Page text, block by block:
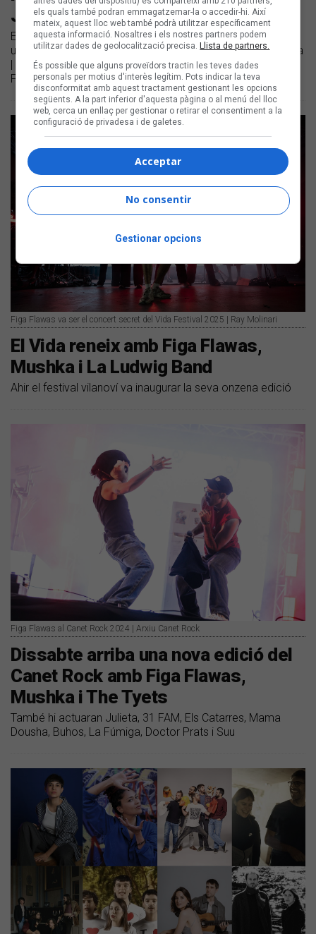
Julieta dominen el Canet Rock 2025
El festival ha celebrat els 50 anys de la primera edició amb
una crida a la pau i una aparició estel·lar d'Elèctrica Dharma
| Durant les 12 hores de festival hi van actuar Mushka, Figa
Flawas, The Tyets, Julieta o Els Catarres
Figa Flawas va ser el concert secret del Vida Festival 2025 | Ray Molinari
El Vida reneix amb Figa Flawas,
Mushka i La Ludwig Band
Ahir el festival vilanoví va inaugurar la seva onzena edició
Figa Flawas al Canet Rock 2024 | Arxiu Canet Rock
Dissabte arriba una nova edició del
Canet Rock amb Figa Flawas,
Mushka i The Tyets
També hi actuaran Julieta, 31 FAM, Els Catarres, Mama
Dousha, Buhos, La Fúmiga, Doctor Prats i Suu
els quals també podran emmagatzemar-la o accedir-hi. Així
mateix, aquest lloc web també podrà utilitzar específicament
aquesta informació. Nosaltres i els nostres partners podem
utilitzar dades de geolocalització precisa. Llista de partners.
És possible que alguns proveïdors tractin les teves dades
personals per motius d'interès legítim. Pots indicar la teva
disconformitat amb aquest tractament gestionant les opcions
següents. A la part inferior d'aquesta pàgina o al menú del lloc
web, cerca un enllaç per gestionar o retirar el consentiment a la
configuració de privadesa i de galetes.
Acceptar
No consentir
Gestionar opcions